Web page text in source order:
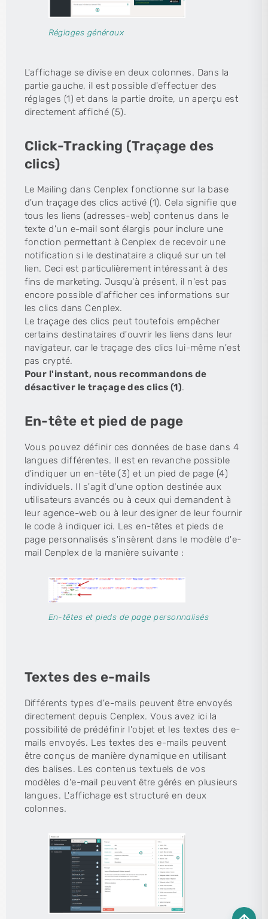
Réglages généraux
L'affichage se divise en deux colonnes. Dans la
partie gauche, il est possible d'effectuer des
réglages (1) et dans la partie droite, un aperçu est
directement affiché (5).
Click-Tracking (Traçage des
clics)
Le Mailing dans Cenplex fonctionne sur la base
d'un traçage des clics activé (1). Cela signifie que
tous les liens (adresses-web) contenus dans le
texte d'un e-mail sont élargis pour inclure une
fonction permettant à Cenplex de recevoir une
notification si le destinataire a cliqué sur un tel
lien. Ceci est particulièrement intéressant à des
fins de marketing. Jusqu'à présent, il n'est pas
encore possible d'afficher ces informations sur
les clics dans Cenplex.
Le traçage des clics peut toutefois empêcher
certains destinataires d'ouvrir les liens dans leur
navigateur, car le traçage des clics lui-même n'est
pas crypté.
Pour l'instant, nous recommandons de
désactiver le traçage des clics (1).
En-tête et pied de page
Vous pouvez définir ces données de base dans 4
langues différentes. Il est en revanche possible
d'indiquer un en-tête (3) et un pied de page (4)
individuels. Il s'agit d'une option destinée aux
utilisateurs avancés ou à ceux qui demandent à
leur agence-web ou à leur designer de leur fournir
le code à indiquer ici. Les en-têtes et pieds de
page personnalisés s'insèrent dans le modèle d'e-
mail Cenplex de la manière suivante :
En-têtes et pieds de page personnalisés
Textes des e-mails
Différents types d'e-mails peuvent être envoyés
directement depuis Cenplex. Vous avez ici la
possibilité de prédéfinir l'objet et les textes des e-
mails envoyés. Les textes des e-mails peuvent
être conçus de manière dynamique en utilisant
des balises. Les contenus textuels de vos
modèles d'e-mail peuvent être gérés en plusieurs
langues. L'affichage est structuré en deux
colonnes.